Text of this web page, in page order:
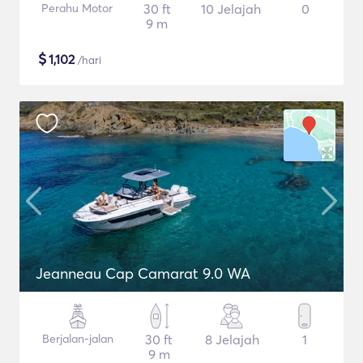
Perahu Motor
30 ft
9 m
10 Jelajah 0
$1,102/hari
Jeanneau Cap Camarat 9.0 WA
Berjalan-jalan
30 ft
9 m
8 Jelajah 1